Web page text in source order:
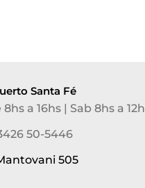
Santa Fé
a 16hs | Sab 8hs a
50-5446
505